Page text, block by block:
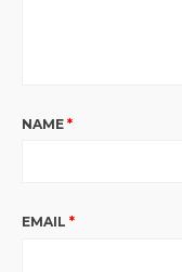
NAME *
EMAIL *